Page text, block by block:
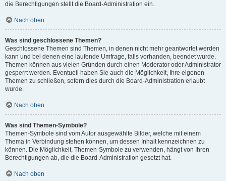
die Berechtigungen stellt die Board-Administration ein.
Nach oben
Was sind geschlossene Themen?
Geschlossene Themen sind Themen, in denen nicht mehr geantwortet werden
kann und bei denen eine laufende Umfrage, falls vorhanden, beendet wurde.
Themen können aus vielen Gründen durch einen Moderator oder Administrator
gesperrt werden. Eventuell haben Sie auch die Möglichkeit, Ihre eigenen
Themen zu schließen, sofern dies durch die Board-Administration erlaubt
wurde.
Nach oben
Was sind Themen-Symbole?
Themen-Symbole sind vom Autor ausgewählte Bilder, welche mit einem
Thema in Verbindung stehen können, um dessen Inhalt kennzeichnen zu
können. Die Möglichkeit, Themen-Symbole zu verwenden, hängt von Ihren
Berechtigungen ab, die die Board-Administration gesetzt hat.
Nach oben